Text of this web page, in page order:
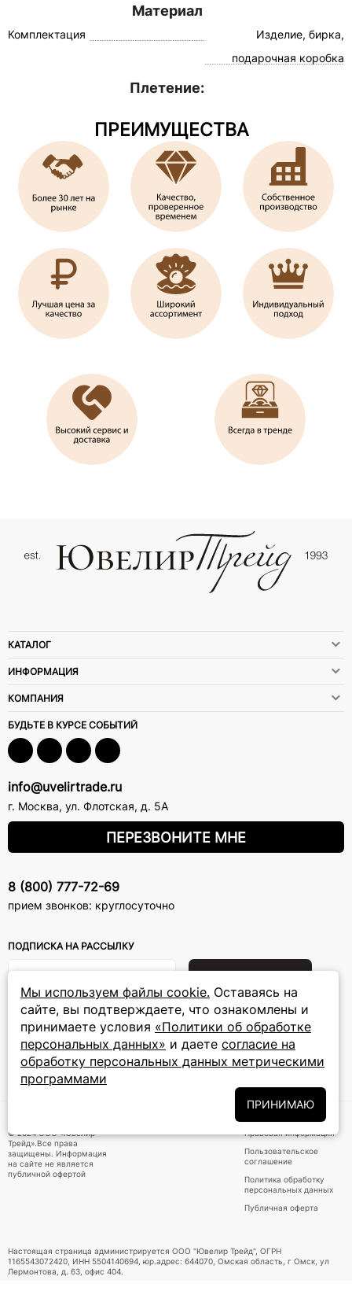
Материал
Комплектация
Изделие, бирка,
подарочная коробка
Плетение:
ПРЕИМУЩЕСТВА
Мы используем файлы cookie. Оставаясь на
сайте, вы подтверждаете, что ознакомлены и
принимаете условия «Политики об обработке
персональных данных» и даете согласие на
обработку персональных данных метрическими
программами
ПРИНИМАЮ
КАТАЛОГ
ИНФОРМАЦИЯ
КОМПАНИЯ
БУДЬТЕ В КУРСЕ СОБЫТИЙ
info@uvelirtrade.ru
г. Москва, ул. Флотская, д. 5А
ПЕРЕЗВОНИТЕ МНЕ
8 (800) 777-72-69
прием звонков: круглосуточно
ПОДПИСКА НА РАССЫЛКУ
Подписываясь на рассылку, вы соглашаетесь с условиямиПолитики
обработки персональных данных и даёте своё согласие на их
обработку
ПРИНИМАЕМ К ОПЛАТЕ
© 2024 ООО «Ювелир
Трейд».Все права
защищены. Информация
на сайте не является
публичной офертой
Правовая информация
Пользовательское
соглашение
Политика обработку
персональных данных
Публичная оферта
Настоящая страница администрируется ООО "Ювелир Трейд", ОГРН
1165543072420, ИНН 5504140694, юр.адрес: 644070, Омская область, г Омск, ул
Лермонтова, д. 63, офис 404.